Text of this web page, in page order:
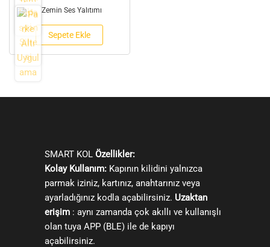
oy aldı
Zemin Ses Yalıtımı
Sepete Ekle
SMART KOL Özellikler:
Kolay Kullanım:Kapının kilidini yalnızca
parmak iziniz, kartınız, anahtarınız veya
ayarladığınız kodla açabilirsiniz. Uzaktan
erişim: aynı zamanda çok akıllı ve kullanışlı
olan tuya APP (BLE) ile de kapıyı
açabilirsiniz.